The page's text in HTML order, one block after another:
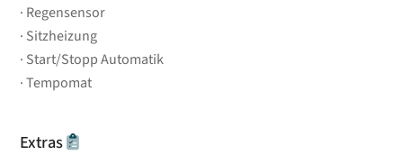
Regensensor
Sitzheizung
Start/Stopp Automatik
Tempomat
Extras